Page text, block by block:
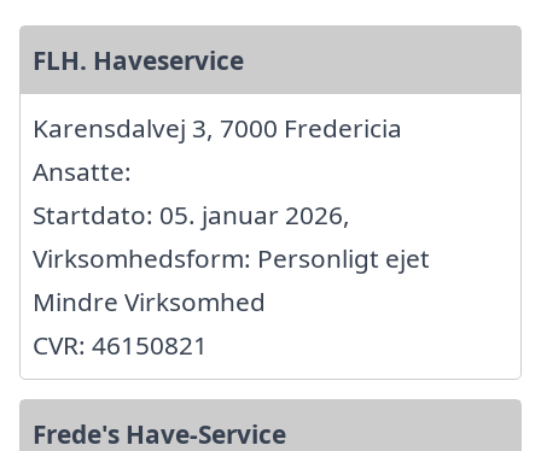
FLH. Haveservice
Karensdalvej 3, 7000 Fredericia
Ansatte:
Startdato: 05. januar 2026,
Virksomhedsform: Personligt ejet
Mindre Virksomhed
CVR: 46150821
Frede's Have-Service